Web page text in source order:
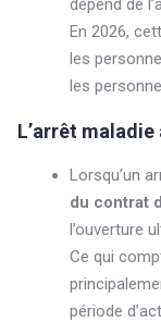
dépend de
En 2026,
les
les
L’arrêt maladie
Lorsqu’un
du contrat
l’ouverture
Ce qui
période